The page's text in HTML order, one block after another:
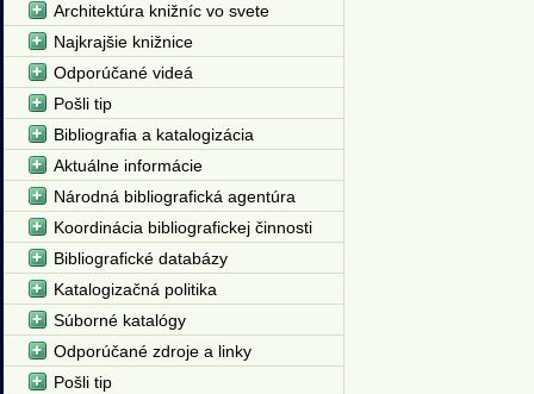
Architektúra knižníc vo svete
Najkrajšie knižnice
Odporúčané videá
Pošli tip
Bibliografia a katalogizácia
Aktuálne informácie
Národná bibliografická agentúra
Koordinácia bibliografickej činnosti
Bibliografické databázy
Katalogizačná politika
Súborné katalógy
Odporúčané zdroje a linky
Pošli tip